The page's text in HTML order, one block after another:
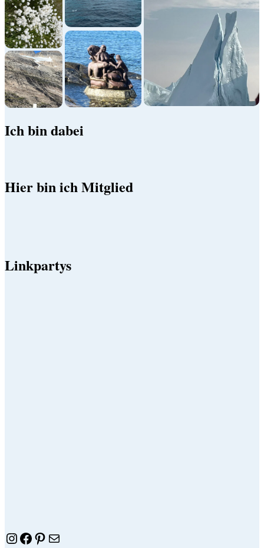
Ich bin dabei
Hier bin ich Mitglied
Linkpartys
Instagram
Facebook
Pinterest
E-Mail